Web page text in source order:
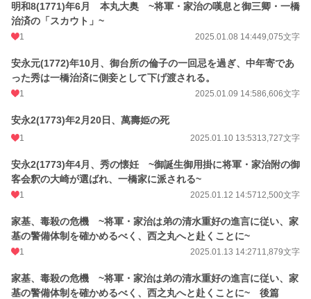
年間ポイント 40,702 pt (12,190 位)
累計ポイント
明和8(1771)年6月 本丸大奥 ~将軍・家治の嘆息と御三卿・一橋
治済の「スカウト」~
1 2025.01.08 14:449,075文字
安永元(1772)年10月、御台所の倫子の一回忌を過ぎ、中年寄であ
った秀は一橋治済に側妾として下げ渡される。
1 2025.01.09 14:586,606文字
安永2(1773)年2月20日、萬壽姫の死
1 2025.01.10 13:5313,727文字
安永2(1773)年4月、秀の懐妊 ~御誕生御用掛に将軍・家治附の御
客会釈の大崎が選ばれ、一橋家に派される~
1 2025.01.12 14:5712,500文字
家基、毒殺の危機 ~将軍・家治は弟の清水重好の進言に従い、家
基の警備体制を確かめるべく、西之丸へと赴くことに~
1 2025.01.13 14:2711,879文字
家基、毒殺の危機 ~将軍・家治は弟の清水重好の進言に従い、家
基の警備体制を確かめるべく、西之丸へと赴くことに~ 後篇